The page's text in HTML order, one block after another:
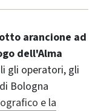
arancione ad
dell'Alma
gli operatori, gli
Bologna
e la